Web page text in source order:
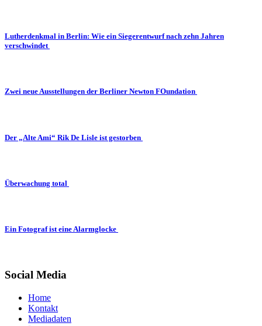
Lutherdenkmal in Berlin: Wie ein Siegerentwurf nach zehn Jahren
verschwindet
Zwei neue Ausstellungen der Berliner Newton FOundation
Der „Alte Ami“ Rik De Lisle ist gestorben
Überwachung total
Ein Fotograf ist eine Alarmglocke
Social Media
Home
Kontakt
Mediadaten